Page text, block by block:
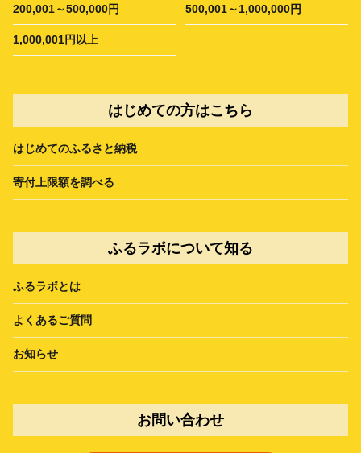
200,001～500,000円 500,001～1,000,000円
1,000,001円以上
はじめての方はこちら
はじめてのふるさと納税
寄付上限額を調べる
ふるラボについて知る
ふるラボとは
よくあるご質問
お知らせ
お問い合わせ